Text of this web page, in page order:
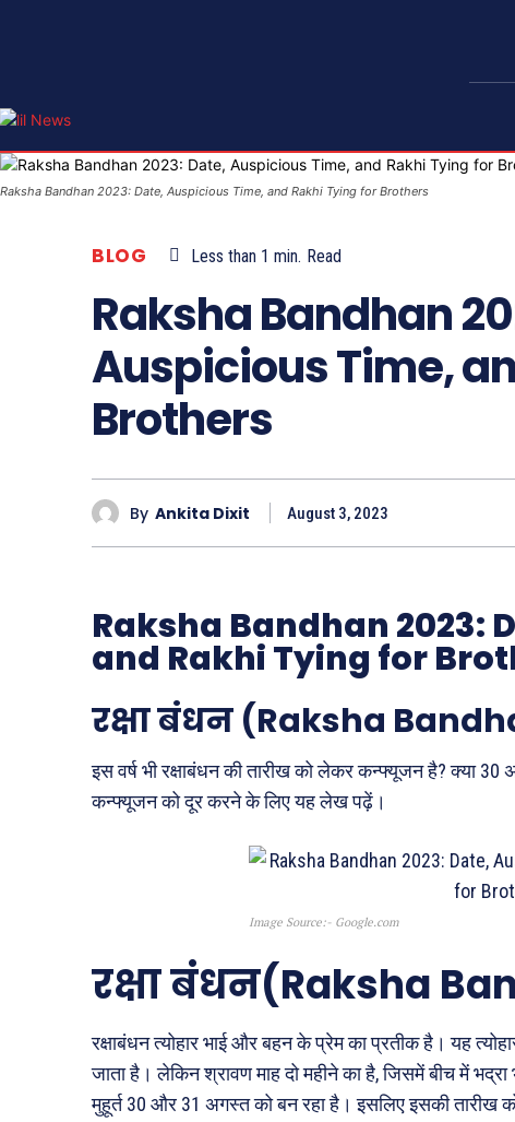
Raksha Bandhan 2023: Date, Auspicious Time, and Rakhi Tying for Brothers
BLOG Less than 1 min. Read
Raksha Bandhan
Auspicious Time,
Brothers
By Ankita Dixit August 3, 2023
Raksha Bandhan 2023:
and Rakhi Tying for
रक्षा बंधन (Raksha
इस वर्ष भी रक्षाबंधन की तारीख को लेकर कन्फ्यूजन है? क्या
कन्फ्यूजन को दूर करने के लिए यह लेख पढ़ें।
Image Source:- Google.com
रक्षा बंधन(Raksha
रक्षाबंधन त्योहार भाई और बहन के प्रेम का प्रतीक है। यह
जाता है। लेकिन श्रावण माह दो महीने का है, जिसमें बीच में
मुहूर्त 30 और 31 अगस्त को बन रहा है। इसलिए इसकी